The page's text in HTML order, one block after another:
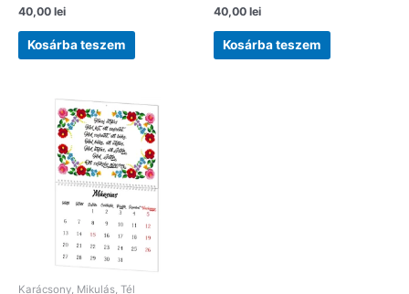
40,00 lei
Kosárba teszem
40,00 lei
Kosárba teszem
Karácsony, Mikulás, Tél